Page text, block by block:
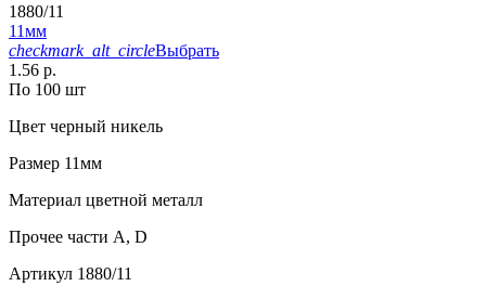
1880/11
11мм
checkmark_alt_circleВыбрать
1.56 р.
По 100 шт
Цвет черный никель
Размер 11мм
Материал цветной металл
Прочее части А, D
Артикул 1880/11